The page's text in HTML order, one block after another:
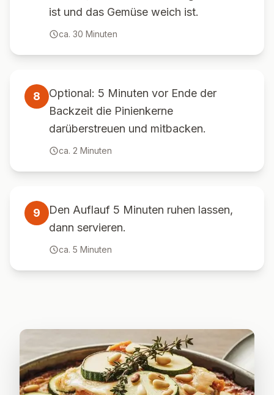
ist und das Gemüse weich ist.
ca. 30 Minuten
8
Optional: 5 Minuten vor Ende der
Backzeit die Pinienkerne
darüberstreuen und mitbacken.
ca. 2 Minuten
9
Den Auflauf 5 Minuten ruhen lassen,
dann servieren.
ca. 5 Minuten